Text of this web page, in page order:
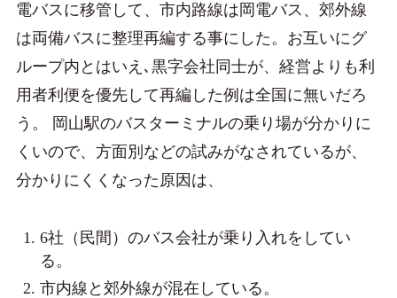
電バスに移管して、市内路線は岡電バス、郊外線
は両備バスに整理再編する事にした。お互いにグ
ループ内とはいえ､黒字会社同士が、経営よりも利
用者利便を優先して再編した例は全国に無いだろ
う。 岡山駅のバスターミナルの乗り場が分かりに
くいので、方面別などの試みがなされているが、
分かりにくくなった原因は、
6社（民間）のバス会社が乗り入れをしてい
る。
市内線と郊外線が混在している。